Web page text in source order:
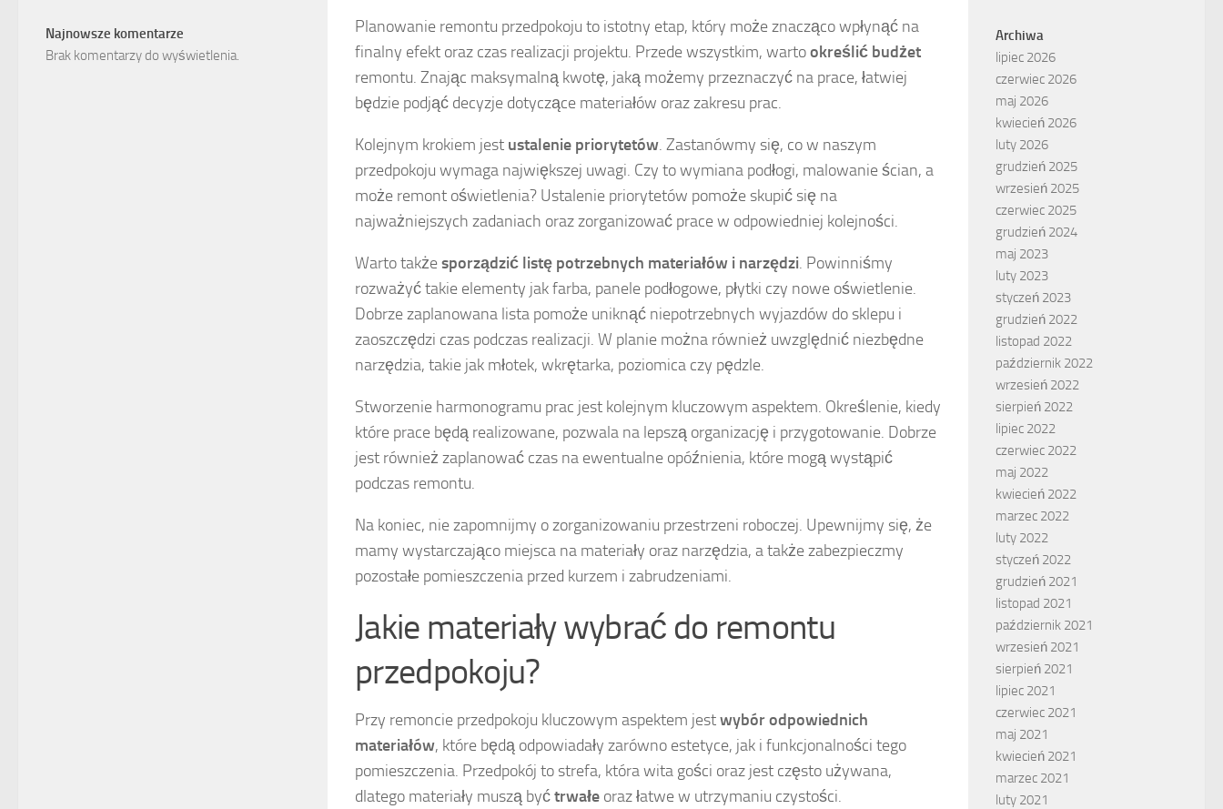
Planowanie remontu przedpokoju to istotny etap, który może znacząco wpłynąć na
finalny efekt oraz czas realizacji projektu. Przede wszystkim, wartookreślić budżet
remontu. Znając maksymalną kwotę, jaką możemy przeznaczyć na prace, łatwiej
będzie podjąć decyzje dotyczące materiałów oraz zakresu prac.
Kolejnym krokiem jest ustalenie priorytetów. Zastanówmy się, co w naszym
przedpokoju wymaga największej uwagi. Czy to wymiana podłogi, malowanie ścian, a
może remont oświetlenia? Ustalenie priorytetów pomoże skupić się na
najważniejszych zadaniach oraz zorganizować prace w odpowiedniej kolejności.
Warto takżesporządzić listę potrzebnych materiałów i narzędzi. Powinniśmy
rozważyć takie elementy jak farba, panele podłogowe, płytki czy nowe oświetlenie.
Dobrze zaplanowana lista pomoże uniknąć niepotrzebnych wyjazdów do sklepu i
zaoszczędzi czas podczas realizacji. W planie można również uwzględnić niezbędne
narzędzia, takie jak młotek, wkrętarka, poziomica czy pędzle.
Stworzenie harmonogramu prac jest kolejnym kluczowym aspektem. Określenie, kiedy
które prace będą realizowane, pozwala na lepszą organizację i przygotowanie. Dobrze
jest również zaplanować czas na ewentualne opóźnienia, które mogą wystąpić
podczas remontu.
Na koniec, nie zapomnijmy o zorganizowaniu przestrzeni roboczej. Upewnijmy się, że
mamy wystarczająco miejsca na materiały oraz narzędzia, a także zabezpieczmy
pozostałe pomieszczenia przed kurzem i zabrudzeniami.
Jakie materiały wybrać do remontu
przedpokoju?
Przy remoncie przedpokoju kluczowym aspektem jestwybór odpowiednich
materiałów, które będą odpowiadały zarówno estetyce, jak i funkcjonalności tego
pomieszczenia. Przedpokój to strefa, która wita gości oraz jest często używana,
dlatego materiały muszą byćtrwałe oraz łatwe w utrzymaniu czystości.
Najnowsze komentarze
Brak komentarzy do wyświetlenia.
Archiwa
lipiec 2026
czerwiec 2026
maj 2026
kwiecień 2026
luty 2026
grudzień 2025
wrzesień 2025
czerwiec 2025
grudzień 2024
maj 2023
luty 2023
styczeń 2023
grudzień 2022
listopad 2022
październik 2022
wrzesień 2022
sierpień 2022
lipiec 2022
czerwiec 2022
maj 2022
kwiecień 2022
marzec 2022
luty 2022
styczeń 2022
grudzień 2021
listopad 2021
październik 2021
wrzesień 2021
sierpień 2021
lipiec 2021
czerwiec 2021
maj 2021
kwiecień 2021
marzec 2021
luty 2021